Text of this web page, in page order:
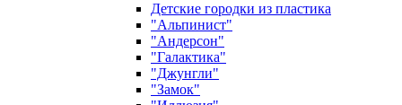
Детские городки из пластика
"Альпинист"
"Андерсон"
"Галактика"
"Джунгли"
"Замок"